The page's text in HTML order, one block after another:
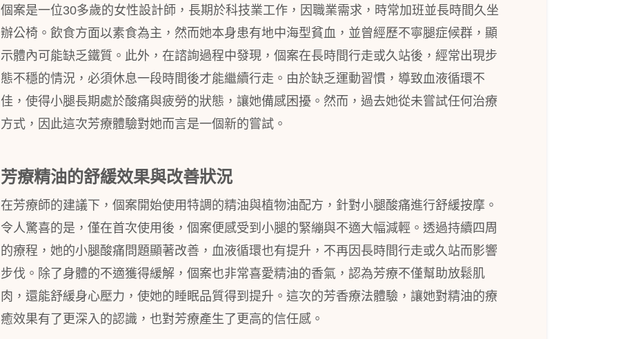
個案是一位30多歲的女性設計師，長期於科技業工作，因職業需求，時常加班並長時間久坐
辦公椅。飲食方面以素食為主，然而她本身患有地中海型貧血，並曾經歷不寧腿症候群，顯
示體內可能缺乏鐵質。此外，在諮詢過程中發現，個案在長時間行走或久站後，經常出現步
態不穩的情況，必須休息一段時間後才能繼續行走。由於缺乏運動習慣，導致血液循環不
佳，使得小腿長期處於酸痛與疲勞的狀態，讓她備感困擾。然而，過去她從未嘗試任何治療
方式，因此這次芳療體驗對她而言是一個新的嘗試。
芳療精油的舒緩效果與改善狀況
在芳療師的建議下，個案開始使用特調的精油與植物油配方，針對小腿酸痛進行舒緩按摩。
令人驚喜的是，僅在首次使用後，個案便感受到小腿的緊繃與不適大幅減輕。透過持續四周
的療程，她的小腿酸痛問題顯著改善，血液循環也有提升，不再因長時間行走或久站而影響
步伐。除了身體的不適獲得緩解，個案也非常喜愛精油的香氣，認為芳療不僅幫助放鬆肌
肉，還能舒緩身心壓力，使她的睡眠品質得到提升。這次的芳香療法體驗，讓她對精油的療
癒效果有了更深入的認識，也對芳療產生了更高的信任感。